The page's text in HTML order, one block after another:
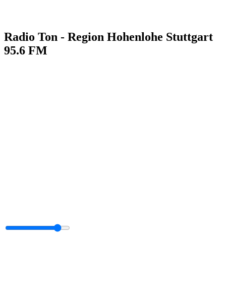
Radio Ton - Region Hohenlohe Stuttgart
95.6 FM